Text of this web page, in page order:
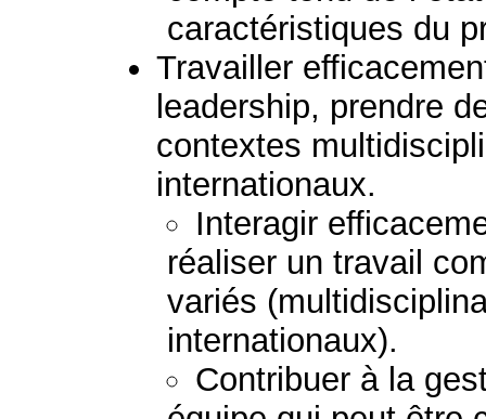
caractéristiques du
Travailler
leadership, prendre
contextes
internationaux.
Interagir
réaliser un travail
variés
internationaux).
Contribuer à la